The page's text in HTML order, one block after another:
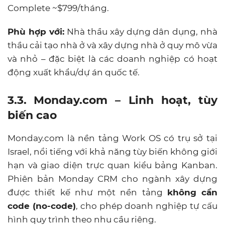
Complete ~$799/tháng.
Phù hợp với: Nhà thầu xây dựng dân dụng, nhà
thầu cải tạo nhà ở và xây dựng nhà ở quy mô vừa
và nhỏ – đặc biệt là các doanh nghiệp có hoạt
động xuất khẩu/dự án quốc tế.
3.3. Monday.com – Linh hoạt, tùy
biến cao
Monday.com là nền tảng Work OS có trụ sở tại
Israel, nổi tiếng với khả năng tùy biến không giới
hạn và giao diện trực quan kiểu bảng Kanban.
Phiên bản Monday CRM cho ngành xây dựng
được thiết kế như một nền tảng không cần
code (no-code), cho phép doanh nghiệp tự cấu
hình quy trình theo nhu cầu riêng.